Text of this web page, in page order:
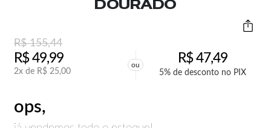
DOURADO
R$155,44
R$49,99
2x de R$ 25,00
ou R$47,49
5% de desconto no PIX
ops,